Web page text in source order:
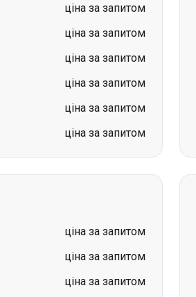
ціна за запитом
ціна за запитом
ціна за запитом
ціна за запитом
ціна за запитом
ціна за запитом
ціна за запитом